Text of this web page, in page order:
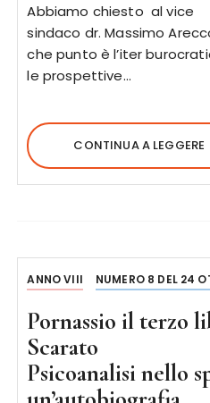
Abbiamo chiesto al vice
sindaco dr. Massimo
che punto è l’iter
le prospettive…
CONTINUA A LEGGERE
ANNO VIII NUMERO 8 DEL 24
Pornassio il terzo
Scarato
Psicoanalisi nello